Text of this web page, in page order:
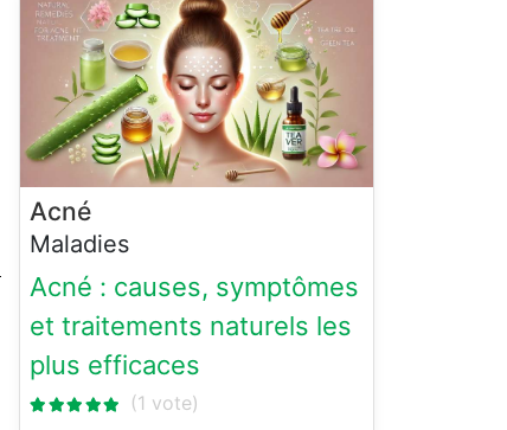
Acné
Maladies
Acné : causes, symptômes
et traitements naturels les
plus efficaces